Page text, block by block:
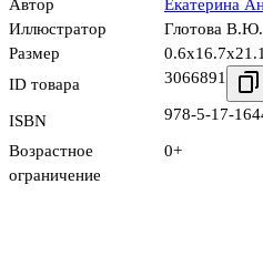
Автор
Екатерина
Иллюстратор
Глотова В.Ю.
Размер
ID товара
3066891
ISBN 978-5-17-
Возрастное
ограничение
0+